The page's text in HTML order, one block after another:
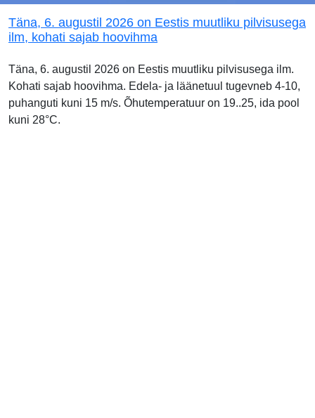
Täna, 6. augustil 2026 on Eestis muutliku pilvisusega
ilm, kohati sajab hoovihma
Täna, 6. augustil 2026 on Eestis muutliku pilvisusega ilm.
Kohati sajab hoovihma. Edela- ja läänetuul tugevneb 4-10,
puhanguti kuni 15 m/s. Õhutemperatuur on 19..25, ida pool
kuni 28°C.